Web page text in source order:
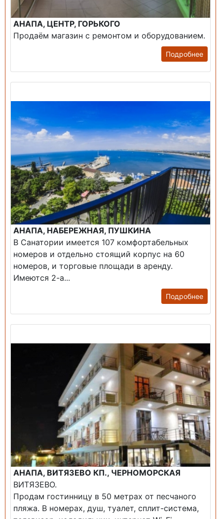
АНАПА, ЦЕНТР, ГОРЬКОГО
Продаём магазин с ремонтом и оборудованием.
Подробнее
АНАПА, НАБЕРЕЖНАЯ, ПУШКИНА
В Санатории имеется 107 комфортабельных
номеров и отдельно стоящий корпус на 60
номеров, и торговые площади в аренду.
Имеются 2-а...
Подробнее
АНАПА, ВИТЯЗЕВО КП., ЧЕРНОМОРСКАЯ
ВИТЯЗЕВО.
Продам гостинницу в 50 метрах от песчаного
пляжа. В номерах, душ, туалет, сплит-система,